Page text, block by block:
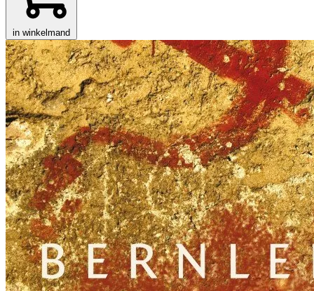
in winkelmand